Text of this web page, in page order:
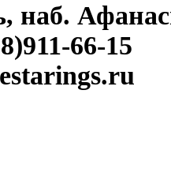
наб.
66-15